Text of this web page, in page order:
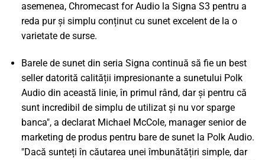
asemenea, Chromecast for Audio la Signa S3 pentru a
reda pur și simplu conținut cu sunet excelent de la o
varietate de surse.
Barele de sunet din seria Signa continuă să fie un best
seller datorită calității impresionante a sunetului Polk
Audio din această linie, în primul rând, dar și pentru că
sunt incredibil de simplu de utilizat și nu vor sparge
banca", a declarat Michael McCole, manager senior de
marketing de produs pentru bare de sunet la Polk Audio.
"Dacă sunteți în căutarea unei îmbunătățiri simple, dar